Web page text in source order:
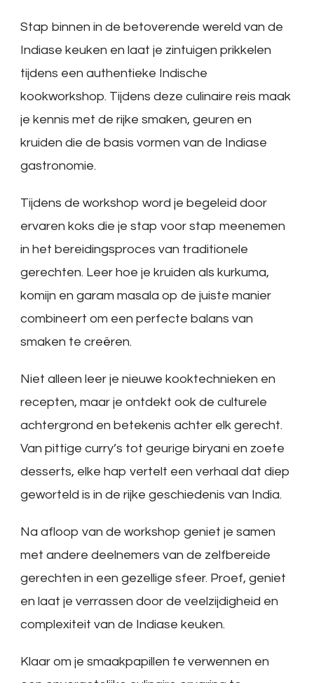
Stap binnen in de betoverende wereld van de
Indiase keuken en laat je zintuigen prikkelen
tijdens een authentieke Indische
kookworkshop. Tijdens deze culinaire reis maak
je kennis met de rijke smaken, geuren en
kruiden die de basis vormen van de Indiase
gastronomie.
Tijdens de workshop word je begeleid door
ervaren koks die je stap voor stap meenemen
in het bereidingsproces van traditionele
gerechten. Leer hoe je kruiden als kurkuma,
komijn en garam masala op de juiste manier
combineert om een perfecte balans van
smaken te creëren.
Niet alleen leer je nieuwe kooktechnieken en
recepten, maar je ontdekt ook de culturele
achtergrond en betekenis achter elk gerecht.
Van pittige curry’s tot geurige biryani en zoete
desserts, elke hap vertelt een verhaal dat diep
geworteld is in de rijke geschiedenis van India.
Na afloop van de workshop geniet je samen
met andere deelnemers van de zelfbereide
gerechten in een gezellige sfeer. Proef, geniet
en laat je verrassen door de veelzijdigheid en
complexiteit van de Indiase keuken.
Klaar om je smaakpapillen te verwennen en